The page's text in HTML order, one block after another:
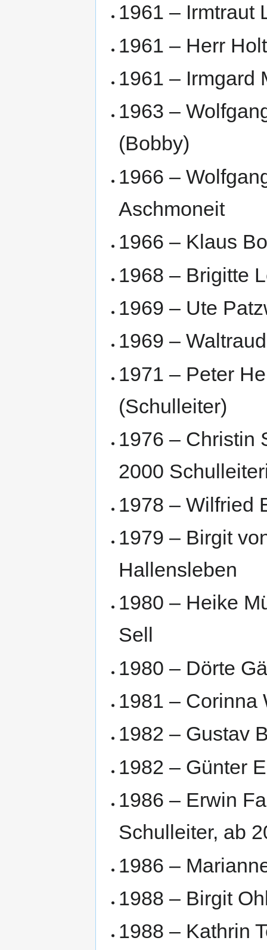
1961 – Irmtraut
1961 – Herr
1961 – Irmgard
1963 –
(Bobby)
1966 –
Aschmoneit
1966 – Klaus
1968 – Brigitte
1969 – Ute
1969 –
1971 – Peter
(Schulleiter)
1976 – Christin
2000
1978 – Wilfried
1979 – Birgit
Hallensleben
1980 – Heike
Sell
1980 – Dörte
1981 – Corinna
1982 – Gustav
1982 – Günter
1986 – Erwin
Schulleiter, ab
1986 –
1988 – Birgit
1988 – Kathrin